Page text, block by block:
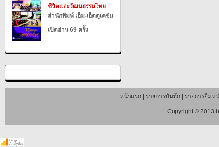
ชีวิตและวัฒนธรรมไทย
สำนักพิมพ์ เอ็ม-เอ็ดดูเคชั่น
เปิดอ่าน 69 ครั้ง
หน้าแรก| รายการบันทึก| รายการยืมห
Copyright © 2013